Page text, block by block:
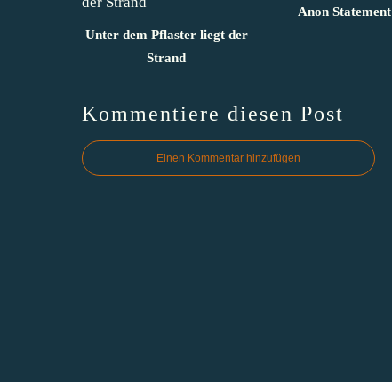
Unter dem Pflaster liegt der
Strand
Anon Statement
Kommentiere diesen Post
Einen Kommentar hinzufügen